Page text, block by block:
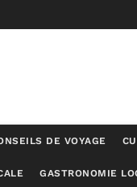
DE VOYAGE
GASTRONOMIE